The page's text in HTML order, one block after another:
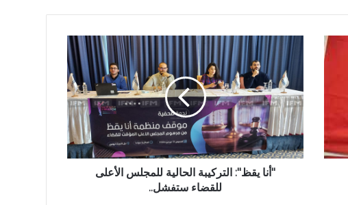
"أنا يقظ": التركيبة الحالية للمجلس الأعلى
للقضاء ستفشل..